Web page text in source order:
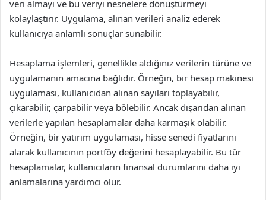
veri almayı ve bu veriyi nesnelere dönüştürmeyi
kolaylaştırır. Uygulama, alınan verileri analiz ederek
kullanıcıya anlamlı sonuçlar sunabilir.
Hesaplama işlemleri, genellikle aldığınız verilerin türüne ve
uygulamanın amacına bağlıdır. Örneğin, bir hesap makinesi
uygulaması, kullanıcıdan alınan sayıları toplayabilir,
çıkarabilir, çarpabilir veya bölebilir. Ancak dışarıdan alınan
verilerle yapılan hesaplamalar daha karmaşık olabilir.
Örneğin, bir yatırım uygulaması, hisse senedi fiyatlarını
alarak kullanıcının portföy değerini hesaplayabilir. Bu tür
hesaplamalar, kullanıcıların finansal durumlarını daha iyi
anlamalarına yardımcı olur.